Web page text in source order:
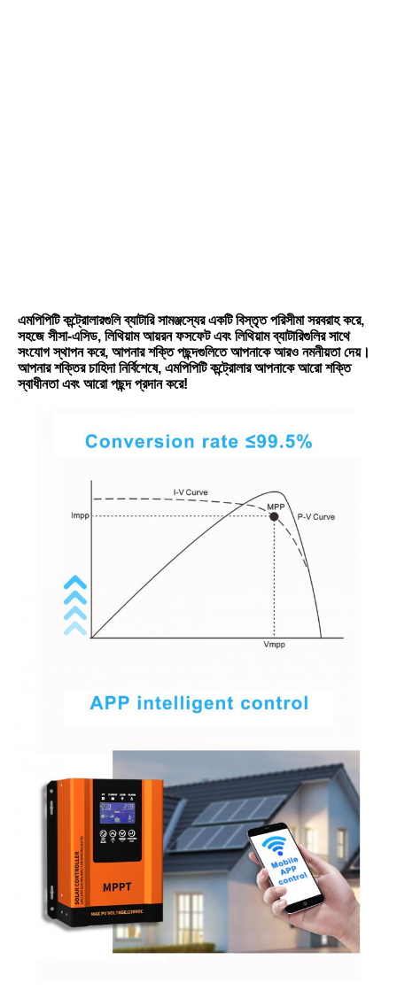
এমপিপিটি কন্ট্রোলারগুলি ব্যাটারি সামঞ্জস্যের একটি বিস্তৃত পরিসীমা সরবরাহ করে,
সহজে সীসা-এসিড, লিথিয়াম আয়রন ফসফেট এবং লিথিয়াম ব্যাটারিগুলির সাথে
সংযোগ স্থাপন করে, আপনার শক্তি পছন্দগুলিতে আপনাকে আরও নমনীয়তা দেয়।
আপনার শক্তির চাহিদা নির্বিশেষে, এমপিপিটি কন্ট্রোলার আপনাকে আরো শক্তি
স্বাধীনতা এবং আরো পছন্দ প্রদান করে!